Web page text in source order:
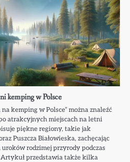
kemping w Polsce
kemping w Polsce” można znaleźć
atrakcyjnych miejscach na letni
piękne regiony, takie jak
Puszcza Białowieska, zachęcając
rodzimej przyrody podczas
przedstawia także kilka